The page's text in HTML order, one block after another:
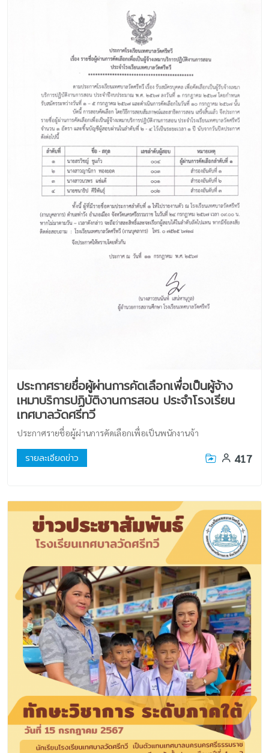
ประกาศรายชื่อผู้ผ่านการคัดเลือกเพื่อเป็นผู้จ้าง
เหมาบริการปฏิบัติงานการสอน ประจำโรงเรียน
เทศบาลวัดศรีทวี
ประกาศรายชื่อผู้ผ่านการคัดเลือกเพื่อเป็นพนักงานจ้า
รายละเอียดข่าว 417